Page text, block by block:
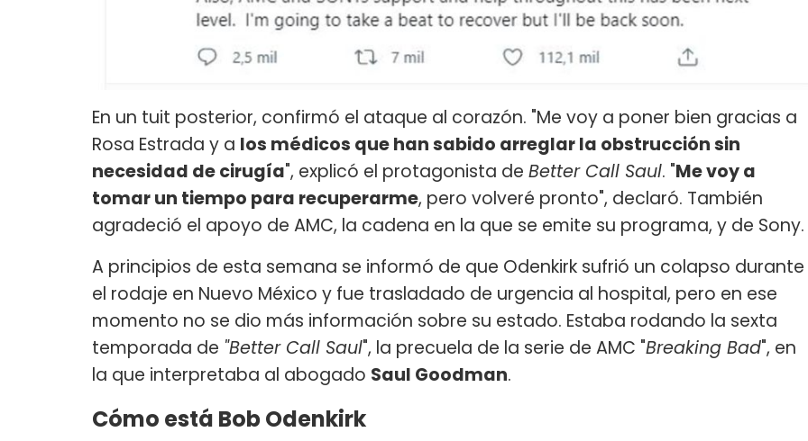
En un tuit posterior, confirmó el ataque al corazón. "Me voy a poner bien gracias a
Rosa Estrada y a los médicos que han sabido arreglar la obstrucción sin
necesidad de cirugía", explicó el protagonista de Better Call Saul. "Me voy a
tomar un tiempo para recuperarme, pero volveré pronto", declaró. También
agradeció el apoyo de AMC, la cadena en la que se emite su programa, y de Sony.
A principios de esta semana se informó de que Odenkirk sufrió un colapso durante
el rodaje en Nuevo México y fue trasladado de urgencia al hospital, pero en ese
momento no se dio más información sobre su estado. Estaba rodando la sexta
temporada de "Better Call Saul", la precuela de la serie de AMC "Breaking Bad", en
la que interpretaba al abogado Saul Goodman.
Cómo está Bob Odenkirk